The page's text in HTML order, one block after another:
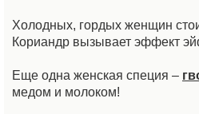
Холодных, гордых женщин
Кориандр вызывает эффект
Ещe одна женская специя –
медом и молоком!